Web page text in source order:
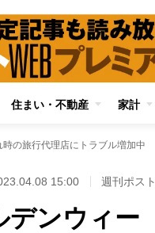
住まい・不動産 家計
の旅行代理店にトラブル増加中
15:00 週刊ポスト
デンウィー